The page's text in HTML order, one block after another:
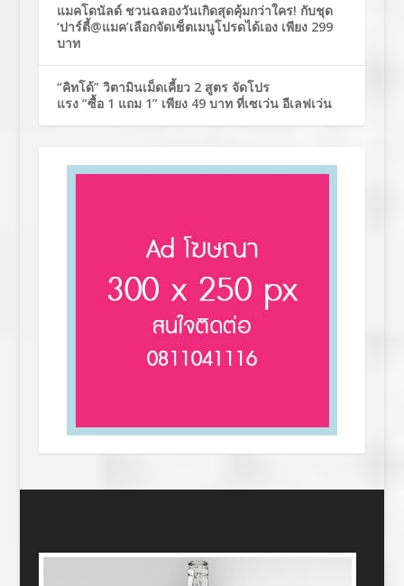
แมคโดนัลด์ ชวนฉลองวันเกิดสุดคุ้มกว่าใคร! กับชุด
‘ปาร์ตี้@แมค’เลือกจัดเซ็ตเมนูโปรดได้เอง เพียง 299
บาท
“คิทโด้” วิตามินเม็ดเคี้ยว 2 สูตร จัดโปร
แรง “ซื้อ 1 แถม 1” เพียง 49 บาท ที่เซเว่น อีเลฟเว่น